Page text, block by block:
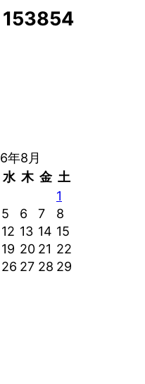
年8月
水 木 金 土
1
5 6 7
8
12 13 14 15
19 20 21 22
26 27 28 29